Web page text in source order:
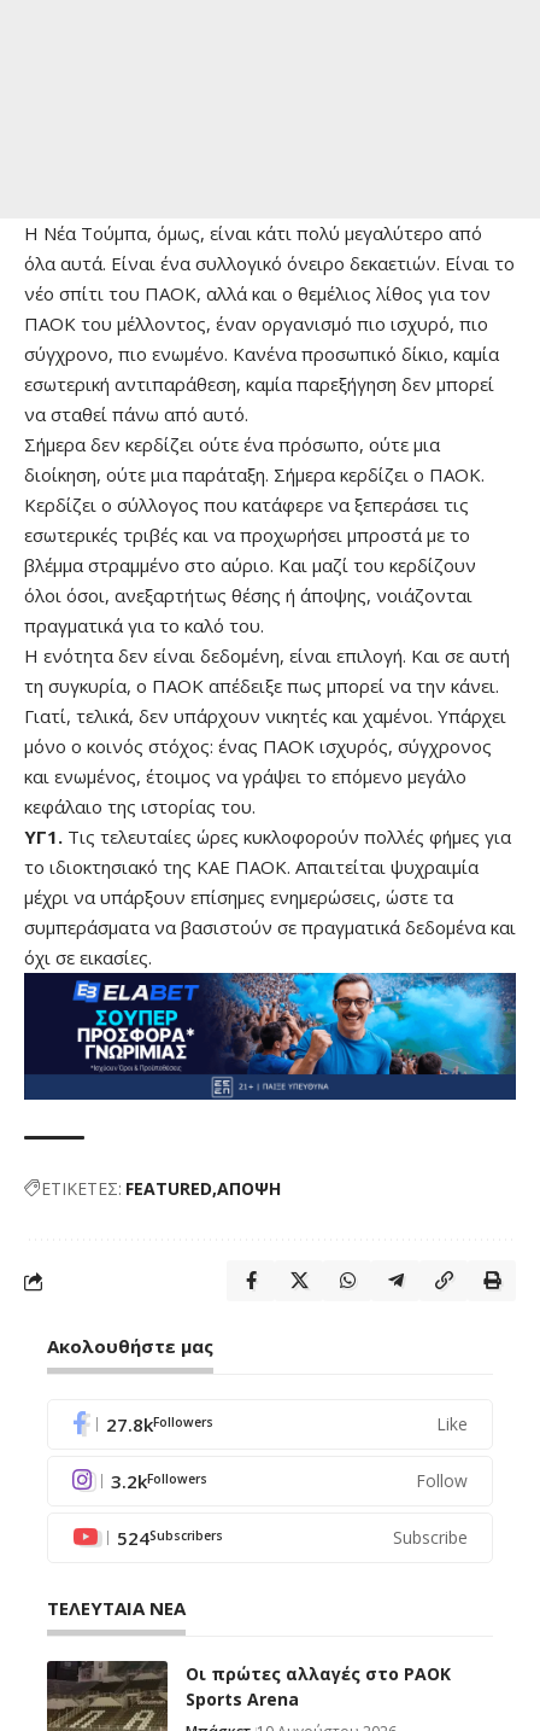
Η Νέα Τούμπα, όμως, είναι κάτι πολύ μεγαλύτερο από
όλα αυτά. Είναι ένα συλλογικό όνειρο δεκαετιών. Είναι το
νέο σπίτι του ΠΑΟΚ, αλλά και ο θεμέλιος λίθος για τον
ΠΑΟΚ του μέλλοντος, έναν οργανισμό πιο ισχυρό, πιο
σύγχρονο, πιο ενωμένο. Κανένα προσωπικό δίκιο, καμία
εσωτερική αντιπαράθεση, καμία παρεξήγηση δεν μπορεί
να σταθεί πάνω από αυτό.
Σήμερα δεν κερδίζει ούτε ένα πρόσωπο, ούτε μια
διοίκηση, ούτε μια παράταξη. Σήμερα κερδίζει ο ΠΑΟΚ.
Κερδίζει ο σύλλογος που κατάφερε να ξεπεράσει τις
εσωτερικές τριβές και να προχωρήσει μπροστά με το
βλέμμα στραμμένο στο αύριο. Και μαζί του κερδίζουν
όλοι όσοι, ανεξαρτήτως θέσης ή άποψης, νοιάζονται
πραγματικά για το καλό του.
Η ενότητα δεν είναι δεδομένη, είναι επιλογή. Και σε αυτή
τη συγκυρία, ο ΠΑΟΚ απέδειξε πως μπορεί να την κάνει.
Γιατί, τελικά, δεν υπάρχουν νικητές και χαμένοι. Υπάρχει
μόνο ο κοινός στόχος: ένας ΠΑΟΚ ισχυρός, σύγχρονος
και ενωμένος, έτοιμος να γράψει το επόμενο μεγάλο
κεφάλαιο της ιστορίας του.
ΥΓ1. Τις τελευταίες ώρες κυκλοφορούν πολλές φήμες για
το ιδιοκτησιακό της ΚΑΕ ΠΑΟΚ. Απαιτείται ψυχραιμία
μέχρι να υπάρξουν επίσημες ενημερώσεις, ώστε τα
συμπεράσματα να βασιστούν σε πραγματικά δεδομένα και
όχι σε εικασίες.
ΕΤΙΚΕΤΕΣ: FEATURED ΑΠΟΨΗ
Ακολουθήστε μας
27.8kFollowers Like
3.2kFollowers Follow
524Subscribers Subscribe
ΤΕΛΕΥΤΑΙΑ ΝΕΑ
Οι πρώτες αλλαγές στο PAOK
Sports Arena